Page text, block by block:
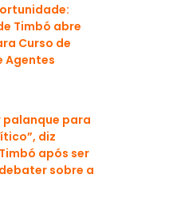
Timbó abre
Curso de
Agentes
palanque para
diz
após ser
sobre a